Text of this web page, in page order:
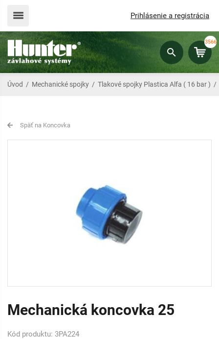
Prihlásenie a registrácia
3566
Úvod / Mechanické spojky / Tlakové spojky Plastica Alfa ( 16 bar ) /
Späť na Koncovka
Mechanická koncovka 25
Kód produktu: 3PA224